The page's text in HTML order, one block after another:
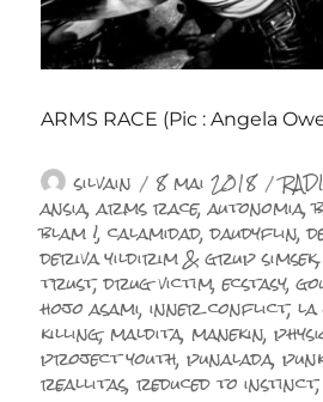
ARMS RACE (Pic : Angela
Auteur
silvain Publié
le
8 mai 2018
ansia,arms race,autonomia,
blam !,calamidad,daudyflin,
deriva yildirim & grup simsek
trust,drug victim,ecstasy,
hojo asami,inner conflict,la
killing,maldita,manekin,
project youth,punalada,
reallitas,reduced to instinct